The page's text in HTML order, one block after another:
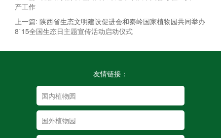
产工作
上一篇: 陕西省生态文明建设促进会和秦岭国家植物园共同举办
8˙15全国生态日主题宣传活动启动仪式
友情链接：